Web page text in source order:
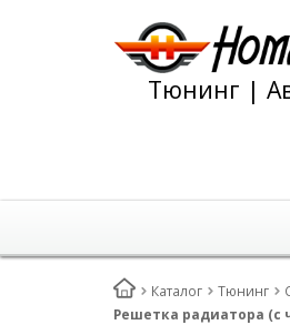
Тюнинг |
Каталог Тюнинг
Решетка радиатора (с